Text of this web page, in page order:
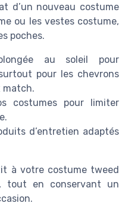
d’un nouveau costume
ou les vestes costume,
poches.
au soleil pour
pour les chevrons
match.
costumes pour limiter
d’entretien adaptés
à votre costume tweed
tout en conservant un